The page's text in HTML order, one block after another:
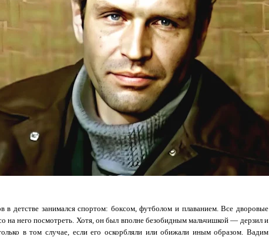
в детстве занимался спортом: боксом, футболом и плаванием.Все дворовые
на него посмотреть. Хотя, он был вполне безобидным мальчишкой — дерзил и
в том случае, если его оскорбляли или обижали иным образом. Вадим